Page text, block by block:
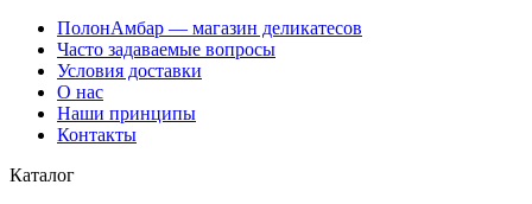
ПолонАмбар — магазин деликатесов
Часто задаваемые вопросы
Условия доставки
О нас
Наши принципы
Контакты
Каталог